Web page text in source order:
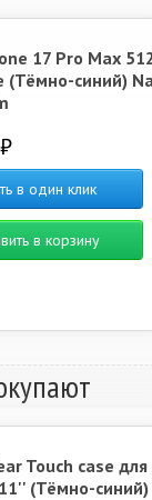
17 Pro Max
(Тёмно-синий)
в один клик
в корзину
Touch case
(Тёмно-синий)